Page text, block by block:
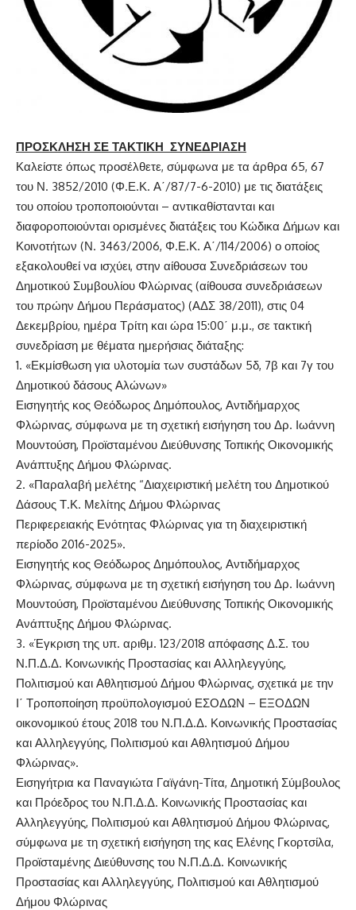
ΠΡΟΣΚΛΗΣΗ ΣΕ ΤΑΚΤΙΚΗ ΣΥΝΕΔΡΙΑΣΗ
Καλείστε όπως προσέλθετε, σύμφωνα με τα άρθρα 65, 67
του Ν. 3852/2010 (Φ.Ε.Κ. Α΄/87/7-6-2010) με τις διατάξεις
του οποίου τροποποιούνται – αντικαθίστανται και
διαφοροποιούνται ορισμένες διατάξεις του Κώδικα Δήμων και
Κοινοτήτων (Ν. 3463/2006, Φ.Ε.Κ. Α΄/114/2006) ο οποίος
εξακολουθεί να ισχύει, στην αίθουσα Συνεδριάσεων του
Δημοτικού Συμβουλίου Φλώρινας (αίθουσα συνεδριάσεων
του πρώην Δήμου Περάσματος) (ΑΔΣ 38/2011), στις 04
Δεκεμβρίου, ημέρα Τρίτη και ώρα 15:00΄ μ.μ., σε τακτική
συνεδρίαση με θέματα ημερήσιας διάταξης:
1. «Εκμίσθωση για υλοτομία των συστάδων 5δ, 7β και 7γ του
Δημοτικού δάσους Αλώνων»
Εισηγητής κος Θεόδωρος Δημόπουλος, Αντιδήμαρχος
Φλώρινας, σύμφωνα με τη σχετική εισήγηση του Δρ. Ιωάννη
Μουντούση, Προϊσταμένου Διεύθυνσης Τοπικής Οικονομικής
Ανάπτυξης Δήμου Φλώρινας.
2. «Παραλαβή μελέτης “Διαχειριστική μελέτη του Δημοτικού
Δάσους Τ.Κ. Μελίτης Δήμου Φλώρινας
Περιφερειακής Ενότητας Φλώρινας για τη διαχειριστική
περίοδο 2016-2025».
Εισηγητής κος Θεόδωρος Δημόπουλος, Αντιδήμαρχος
Φλώρινας, σύμφωνα με τη σχετική εισήγηση του Δρ. Ιωάννη
Μουντούση, Προϊσταμένου Διεύθυνσης Τοπικής Οικονομικής
Ανάπτυξης Δήμου Φλώρινας.
3. «Έγκριση της υπ. αριθμ. 123/2018 απόφασης Δ.Σ. του
Ν.Π.Δ.Δ. Κοινωνικής Προστασίας και Αλληλεγγύης,
Πολιτισμού και Αθλητισμού Δήμου Φλώρινας, σχετικά με την
Ι΄ Τροποποίηση προϋπολογισμού ΕΣΟΔΩΝ – ΕΞΟΔΩΝ
οικονομικού έτους 2018 του Ν.Π.Δ.Δ. Κοινωνικής Προστασίας
και Αλληλεγγύης, Πολιτισμού και Αθλητισμού Δήμου
Φλώρινας».
Εισηγήτρια κα Παναγιώτα Γαϊγάνη-Τίτα, Δημοτική Σύμβουλος
και Πρόεδρος του Ν.Π.Δ.Δ. Κοινωνικής Προστασίας και
Αλληλεγγύης, Πολιτισμού και Αθλητισμού Δήμου Φλώρινας,
σύμφωνα με τη σχετική εισήγηση της κας Ελένης Γκορτσίλα,
Προϊσταμένης Διεύθυνσης του Ν.Π.Δ.Δ. Κοινωνικής
Προστασίας και Αλληλεγγύης, Πολιτισμού και Αθλητισμού
Δήμου Φλώρινας